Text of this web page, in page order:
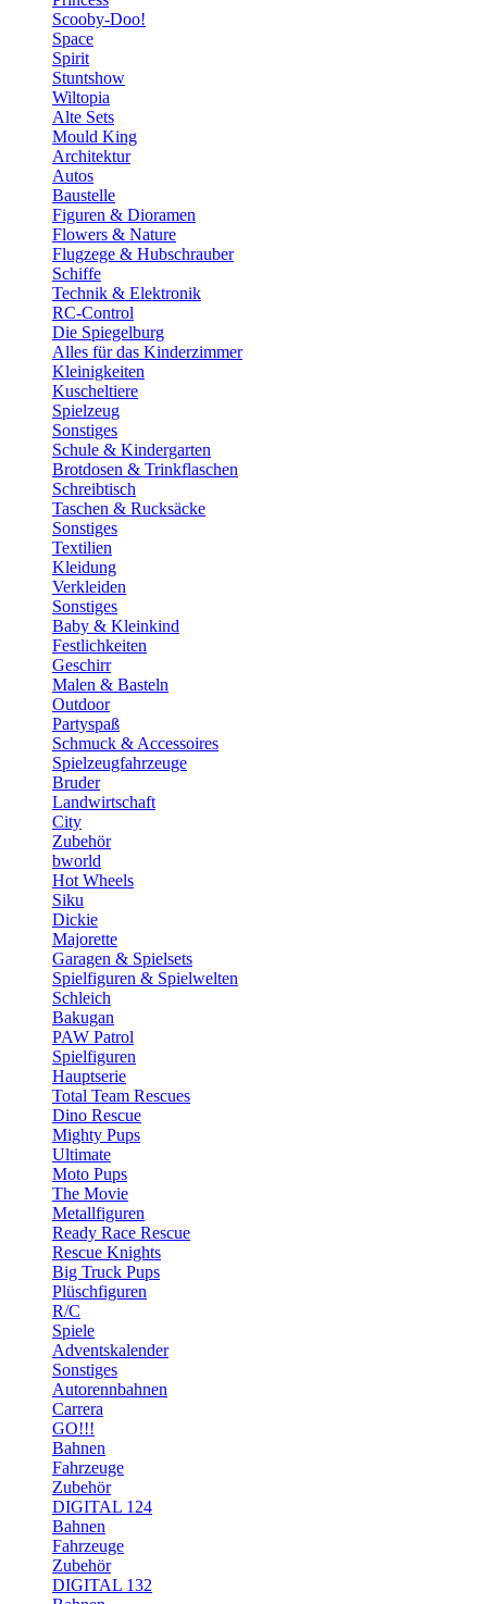
Scooby-Doo!
Space
Spirit
Stuntshow
Wiltopia
Alte Sets
Mould King
Architektur
Autos
Baustelle
Figuren & Dioramen
Flowers & Nature
Flugzege & Hubschrauber
Schiffe
Technik & Elektronik
RC-Control
Die Spiegelburg
Alles für das Kinderzimmer
Kleinigkeiten
Kuscheltiere
Spielzeug
Sonstiges
Schule & Kindergarten
Brotdosen & Trinkflaschen
Schreibtisch
Taschen & Rucksäcke
Sonstiges
Textilien
Kleidung
Verkleiden
Sonstiges
Baby & Kleinkind
Festlichkeiten
Geschirr
Malen & Basteln
Outdoor
Partyspaß
Schmuck & Accessoires
Spielzeugfahrzeuge
Bruder
Landwirtschaft
City
Zubehör
bworld
Hot Wheels
Siku
Dickie
Majorette
Garagen & Spielsets
Spielfiguren & Spielwelten
Schleich
Bakugan
PAW Patrol
Spielfiguren
Hauptserie
Total Team Rescues
Dino Rescue
Mighty Pups
Ultimate
Moto Pups
The Movie
Metallfiguren
Ready Race Rescue
Rescue Knights
Big Truck Pups
Plüschfiguren
R/C
Spiele
Adventskalender
Sonstiges
Autorennbahnen
Carrera
GO!!!
Bahnen
Fahrzeuge
Zubehör
DIGITAL 124
Bahnen
Fahrzeuge
Zubehör
DIGITAL 132